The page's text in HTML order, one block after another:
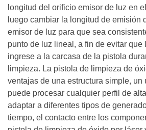
longitud del orificio emisor de luz en
luego cambiar la longitud de emisión
emisor de luz para que sea
punto de luz lineal, a fin de evitar que
ingrese a la carcasa de la pistola
limpieza. La pistola de limpieza de
ventajas de una estructura simple, un
puede procesar cualquier perfil de
adaptar a diferentes tipos de
tiempo, el contacto entre los